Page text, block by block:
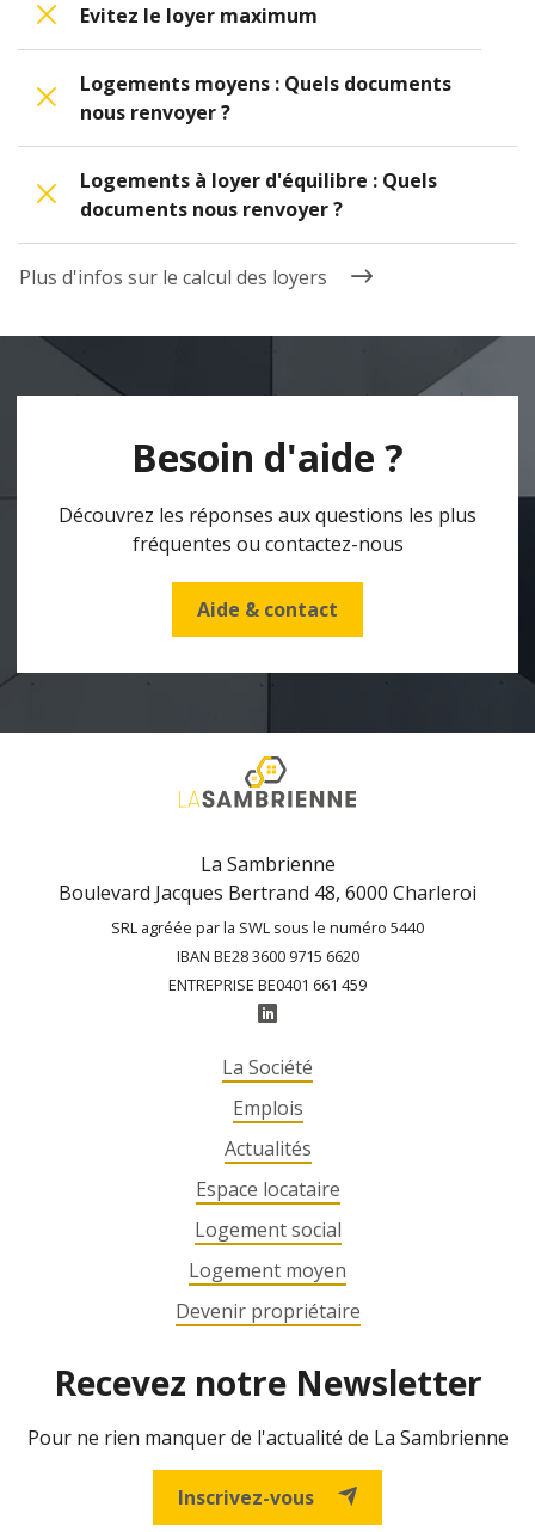
Evitez le loyer maximum
Logements moyens : Quels documents
nous renvoyer ?
Logements à loyer d'équilibre : Quels
documents nous renvoyer ?
Plus d'infos sur le calcul des loyers
Besoin d'aide ?
Découvrez les réponses aux questions les plus
fréquentes ou contactez-nous
Aide & contact
La Sambrienne
Boulevard Jacques Bertrand 48, 6000 Charleroi
SRL agréée par la SWL sous le numéro 5440
IBAN BE28 3600 9715 6620
ENTREPRISE BE0401 661 459
La Société
Emplois
Actualités
Espace locataire
Logement social
Logement moyen
Devenir propriétaire
Recevez notre Newsletter
Pour ne rien manquer de l'actualité de La Sambrienne
Inscrivez-vous